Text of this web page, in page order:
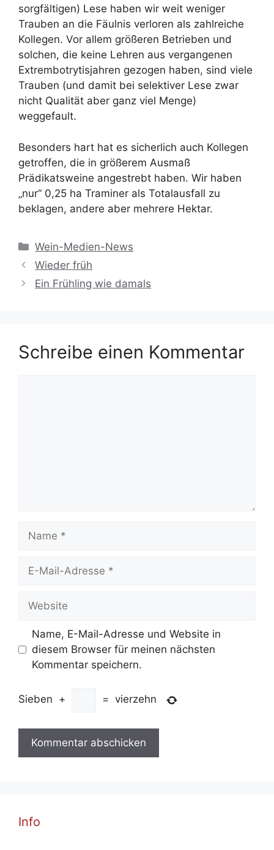
sorgfältigen) Lese haben wir weit weniger
Trauben an die Fäulnis verloren als zahlreiche
Kollegen. Vor allem größeren Betrieben und
solchen, die keine Lehren aus vergangenen
Extrembotrytisjahren gezogen haben, sind viele
Trauben (und damit bei selektiver Lese zwar
nicht Qualität aber ganz viel Menge)
weggefault.
Besonders hart hat es sicherlich auch Kollegen
getroffen, die in größerem Ausmaß
Prädikatsweine angestrebt haben. Wir haben
„nur“ 0,25 ha Traminer als Totalausfall zu
beklagen, andere aber mehrere Hektar.
Kategorien
Wein-Medien-News
Wieder früh
Ein Frühling wie damals
Schreibe einen Kommentar
Mail-
Name, E-Mail-Adresse und Website in
diesem Browser für meinen nächsten
Kommentar speichern.
Sieben + = vierzehn
Info